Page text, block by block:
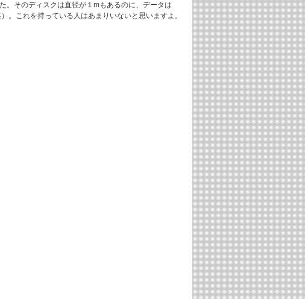
。そのディスクは直径が１mもあるのに、データは
。これを持っている人はあまりいないと思いますよ。